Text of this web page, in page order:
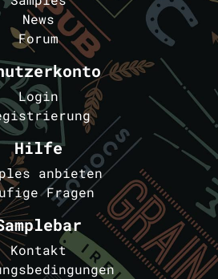
News
Forum
Login
Hilfe
anbieten
Fragen
Kontakt